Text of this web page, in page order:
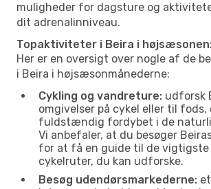
muligheder for dagsture og
dit adrenalinniveau.
Topaktiviteter i Beira i
Her er en oversigt over nogle af de
i Beira i højsæsonmånederne:
Cykling og vandreture: udforsk
omgivelser på cykel eller til fods,
fuldstændig fordybet i de
Vi anbefaler, at du besøger
for at få en guide til de vigtigste
cykelruter, du kan udforske.
Besøg udendørsmarkederne: